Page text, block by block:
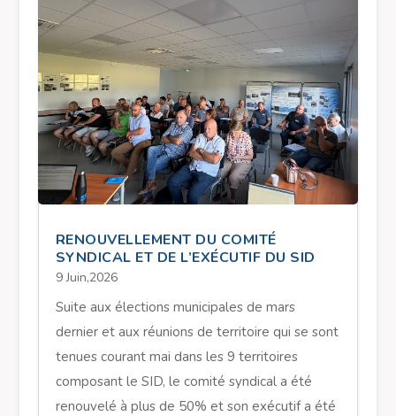
RENOUVELLEMENT DU COMITÉ
SYNDICAL ET DE L’EXÉCUTIF DU SID
9 Juin,2026
Suite aux élections municipales de mars
dernier et aux réunions de territoire qui se sont
tenues courant mai dans les 9 territoires
composant le SID, le comité syndical a été
renouvelé à plus de 50% et son exécutif a été